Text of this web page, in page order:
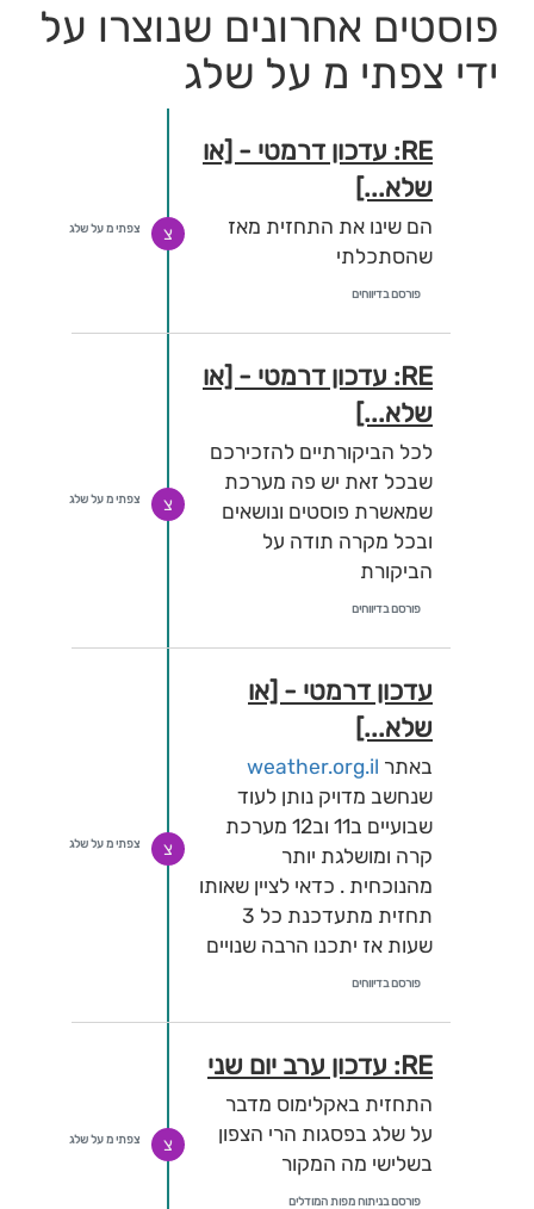
פוסטים אחרונים שנוצרו על
ידי צפתי מ על שלג
RE: עדכון דרמטי - [או
שלא...]
הם שינו את התחזית מאז
שהסתכלתי
פורסם בדיווחים
צ צפתי מ על שלג
RE: עדכון דרמטי - [או
שלא...]
לכל הביקורתיים להזכירכם
שבכל זאת יש פה מערכת
שמאשרת פוסטים ונושאים
ובכל מקרה תודה על
הביקורת
פורסם בדיווחים
צ צפתי מ על שלג
עדכון דרמטי - [או
שלא...]
באתר weather.org.il
שנחשב מדויק נותן לעוד
שבועיים ב11 וב12 מערכת
קרה ומושלגת יותר
מהנוכחית . כדאי לציין שאותו
תחזית מתעדכנת כל 3
שעות אז יתכנו הרבה שנויים
פורסם בדיווחים
צ צפתי מ על שלג
RE: עדכון ערב יום שני
התחזית באקלימוס מדבר
על שלג בפסגות הרי הצפון
בשלישי מה המקור
פורסם בניתוח מפות המודלים
צ צפתי מ על שלג